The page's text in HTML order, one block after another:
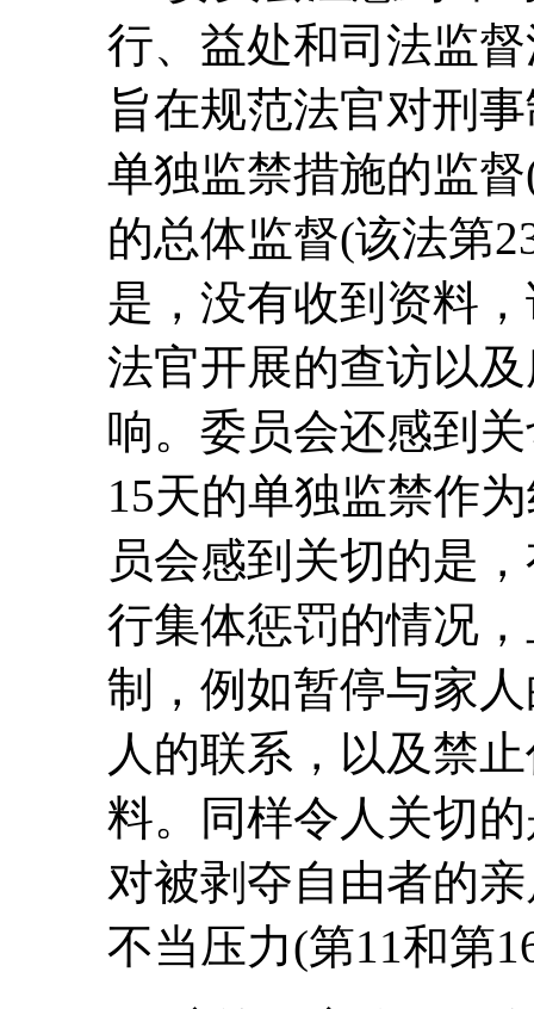
行、益处和司法监
旨在规范法官对刑
单独监禁措施的监
的总体监督(该法第
是，没有收到资料
法官开展的查访以
响。委员会还感到
15天的单独监禁作
员会感到关切的是
行集体惩罚的情况
制，例如暂停与家
人的联系，以及禁
料。同样令人关切
对被剥夺自由者的
不当压力(第11和第